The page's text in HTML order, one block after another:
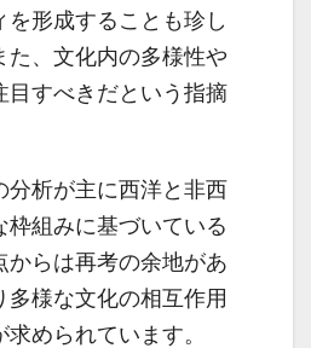
を形成することも珍し
た、文化内の多様性や
目すべきだという指摘
分析が主に西洋と非西
枠組みに基づいている
からは再考の余地があ
多様な文化の相互作用
められています。